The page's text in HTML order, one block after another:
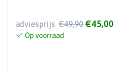
adviesprijs €49,90 €45,00
Op voorraad